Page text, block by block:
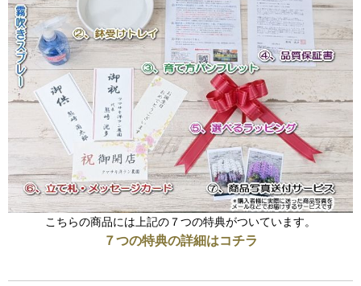
こちらの商品には上記の７つの特典がついています。
７つの特典の詳細はコチラ